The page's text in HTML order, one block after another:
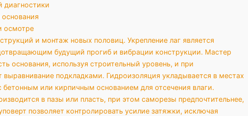
диагностики
осмотре
и монтаж новых половиц. Укрепление лаг является
будущий прогиб и вибрации конструкции. Мастер
основания, используя строительный уровень, и при
подкладками. Гидроизоляция укладывается в местах
бетонным или кирпичным основанием для отсечения влаги.
в пазы или пласть, при этом саморезы предпочтительнее,
позволяет контролировать усилие затяжки, исключая